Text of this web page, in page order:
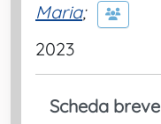
Maria;
2023
Scheda breve